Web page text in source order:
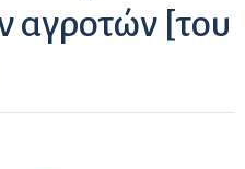
αγροτών [του